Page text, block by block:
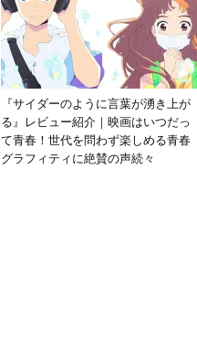
『サイダーのように言葉が湧き上が
る』レビュー紹介｜映画はいつだっ
て青春！世代を問わず楽しめる青春
グラフィティに絶賛の声続々